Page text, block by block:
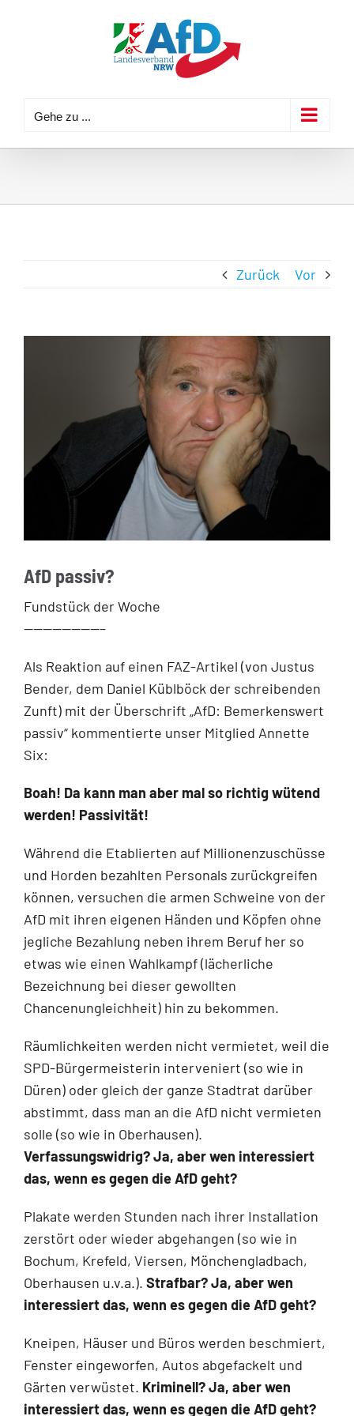
Gehe zu ...
Zurück Vor
AfD passiv?
Fundstück der Woche
————————–
Als Reaktion auf einen FAZ-Artikel (von Justus
Bender, dem Daniel Küblböck der schreibenden
Zunft) mit der Überschrift „AfD: Bemerkenswert
passiv“ kommentierte unser Mitglied Annette
Six:
Boah! Da kann man aber mal so richtig wütend
werden! Passivität!
Während die Etablierten auf Millionenzuschüsse
und Horden bezahlten Personals zurückgreifen
können, versuchen die armen Schweine von der
AfD mit ihren eigenen Händen und Köpfen ohne
jegliche Bezahlung neben ihrem Beruf her so
etwas wie einen Wahlkampf (lächerliche
Bezeichnung bei dieser gewollten
Chancenungleichheit) hin zu bekommen.
Räumlichkeiten werden nicht vermietet, weil die
SPD-Bürgermeisterin interveniert (so wie in
Düren) oder gleich der ganze Stadtrat darüber
abstimmt, dass man an die AfD nicht vermieten
solle (so wie in Oberhausen).
Verfassungswidrig? Ja, aber wen interessiert
das, wenn es gegen die AfD geht?
Plakate werden Stunden nach ihrer Installation
zerstört oder wieder abgehangen (so wie in
Bochum, Krefeld, Viersen, Mönchengladbach,
Oberhausen u.v.a.). Strafbar? Ja, aber wen
interessiert das, wenn es gegen die AfD geht?
Kneipen, Häuser und Büros werden beschmiert,
Fenster eingeworfen, Autos abgefackelt und
Gärten verwüstet. Kriminell? Ja, aber wen
interessiert das, wenn es gegen die AfD geht?